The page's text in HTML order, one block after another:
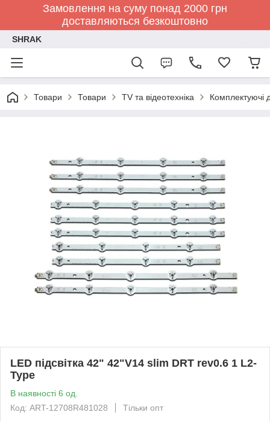
Замовлення на суму понад 2000 грн
доставляються безкоштовно
SHRAK
Товари Товари TV та відеотехніка Комплектуючі
LED підсвітка 42" 42"V14 slim DRT rev0.6 1 L2-
Type
В наявності 6 од.
Код: ART-12708R481028
Тільки опт